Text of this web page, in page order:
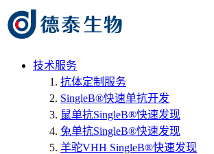
技术服务
抗体定制服务
SingleB®快速单抗开发
鼠单抗SingleB®快速发现
兔单抗SingleB®快速发现
羊驼VHH SingleB®快速发现